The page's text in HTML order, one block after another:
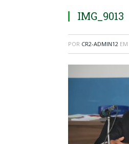
IMG_9013
POR CR2-ADMIN12 EM